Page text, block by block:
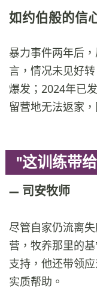
如约伯般的信
暴力事件两年后
言，情况未见好
爆发；2024年已
留营地无法返家
"这训练带
司安牧师
尽管自家仍流离
营，牧养那里的
支持，他还带领
实质帮助。